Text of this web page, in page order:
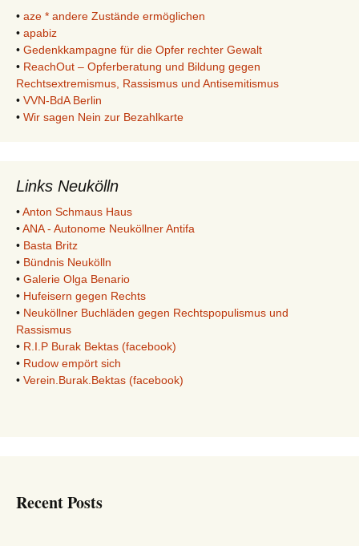
• aze * andere Zustände ermöglichen
• apabiz
• Gedenkkampagne für die Opfer rechter Gewalt
• ReachOut – Opferberatung und Bildung gegen
Rechtsextremismus, Rassismus und Antisemitismus
• VVN-BdA Berlin
• Wir sagen Nein zur Bezahlkarte
Links Neukölln
•Anton Schmaus Haus
•ANA - Autonome Neuköllner Antifa
• Basta Britz
• Bündnis Neukölln
• Galerie Olga Benario
• Hufeisern gegen Rechts
• Neuköllner Buchläden gegen Rechtspopulismus und
Rassismus
• R.I.P Burak Bektas (facebook)
• Rudow empört sich
• Verein.Burak.Bektas (facebook)
Recent Posts